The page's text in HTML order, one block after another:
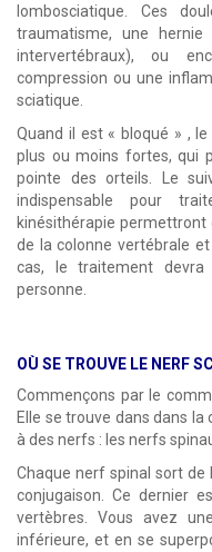
lombosciatique. Ces
traumatisme, une
intervertébraux), ou
compression ou une
sciatique.
Quand il est « bloqué » ,
plus ou moins fortes, qui
pointe des orteils. Le
indispensable pour
kinésithérapie permettront
de la colonne vertébrale
cas, le traitement
personne.
OÙ SE TROUVE LE NERF
Commençons par le
Elle se trouve dans dans
à des nerfs : les nerfs
Chaque nerf spinal sort
conjugaison. Ce dernier
vertèbres. Vous avez
inférieure, et en se